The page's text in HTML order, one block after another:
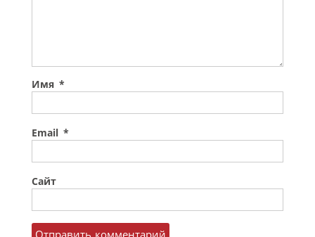
Имя *
Email *
Сайт